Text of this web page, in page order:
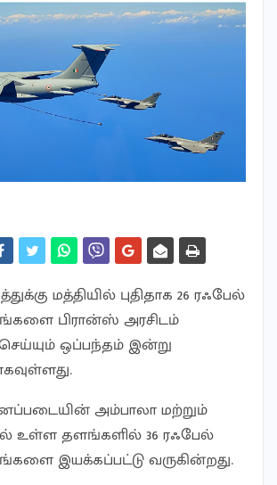
மத்தியில் புதிதாக 26 ரஃபேல்
பிரான்ஸ் அரசிடம்
ஒப்பந்தம் இன்று
அம்பாலா மற்றும்
உள்ள தளங்களில் 36 ரஃபேல்
இயக்கப்பட்டு வருகின்றது.